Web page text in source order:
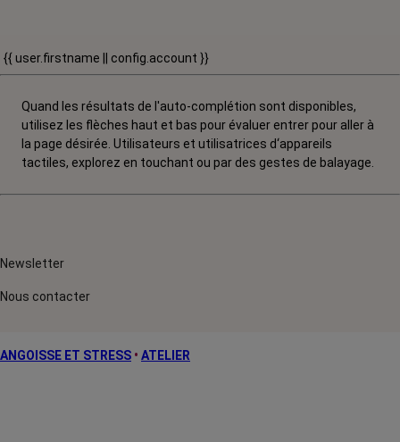
{{ user.firstname || config.account }}
Quand les résultats de l'auto-complétion sont disponibles,
utilisez les flèches haut et bas pour évaluer entrer pour aller à
la page désirée. Utilisateurs et utilisatrices d‘appareils
tactiles, explorez en touchant ou par des gestes de balayage.
Newsletter
Nous contacter
ANGOISSE ET STRESS • ATELIER